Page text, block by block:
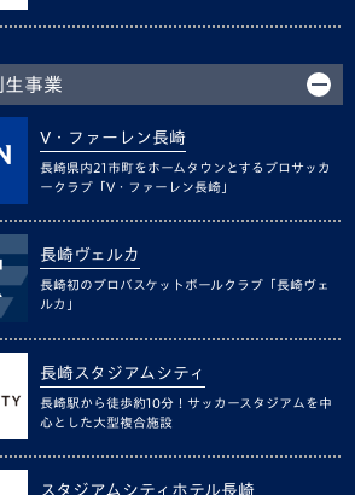
生事業
V・ファーレン長崎
長崎県内21市町をホームタウンとするプロサッカ
ークラブ「V・ファーレン長崎」
長崎ヴェルカ
長崎初のプロバスケットボールクラブ「長崎ヴェ
ルカ」
長崎スタジアムシティ
長崎駅から徒歩約10分！サッカースタジアムを中
心とした大型複合施設
スタジアムシティホテル長崎